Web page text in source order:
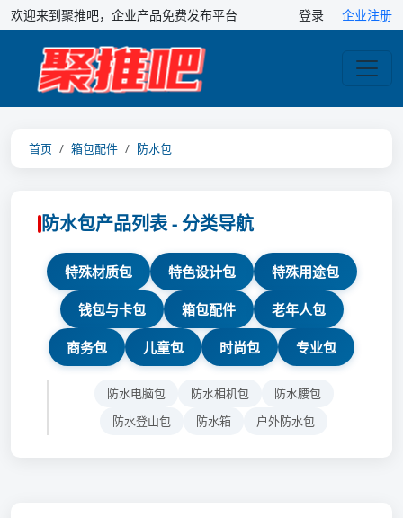
欢迎来到聚推吧，企业产品免费发布平台 登录 企业注册
首页 箱包配件 防水包
防水包产品列表 - 分类导航
特殊材质包 特色设计包 特殊用途包
钱包与卡包 箱包配件 老年人包
商务包 儿童包 时尚包 专业包
防水电脑包 防水相机包
防水腰包
防水登山包
防水箱 户外防水包